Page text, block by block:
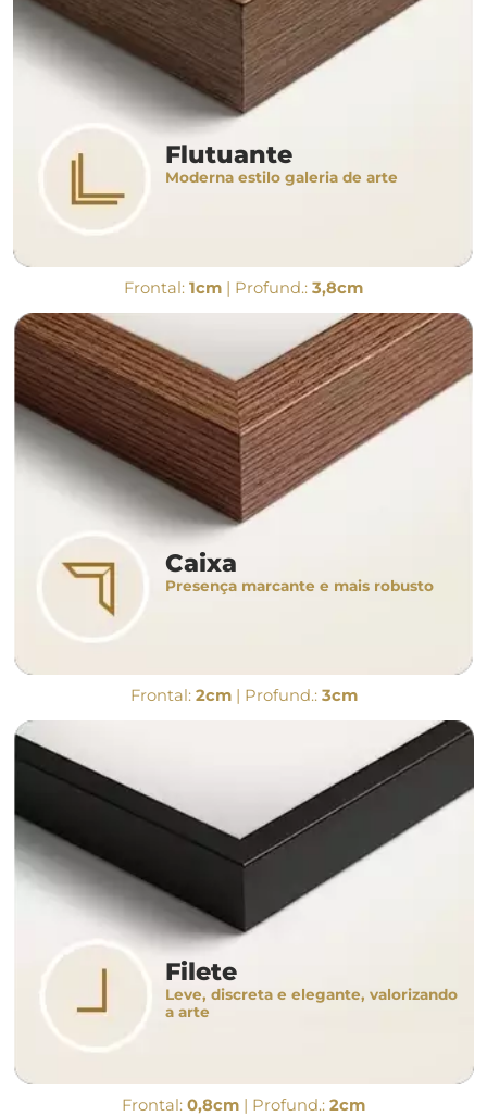
Flutuante
Moderna estilo galeria de arte
Frontal: 1cm | Profund.: 3,8cm
Caixa
Presença marcante e mais robusto
Frontal: 2cm| Profund.: 3cm
Filete
Leve, discreta e elegante, valorizando
a arte
Frontal: 0,8cm | Profund.: 2cm